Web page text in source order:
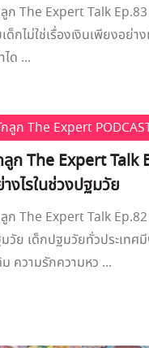
ก The Expert Talk
ด็กไม่ใช่เรื่องเงินเพียงอย่า
ด ...
ลูก The Expert
ลูก The Expert Talk
งไรในช่วงปฐมวัย
ก The Expert Talk
วัย เด็กปฐมวัยทั่วประเทศ
ความรักความหว ...